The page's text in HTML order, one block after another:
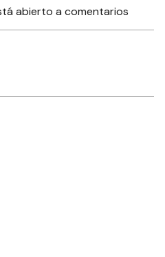
abierto a comentarios